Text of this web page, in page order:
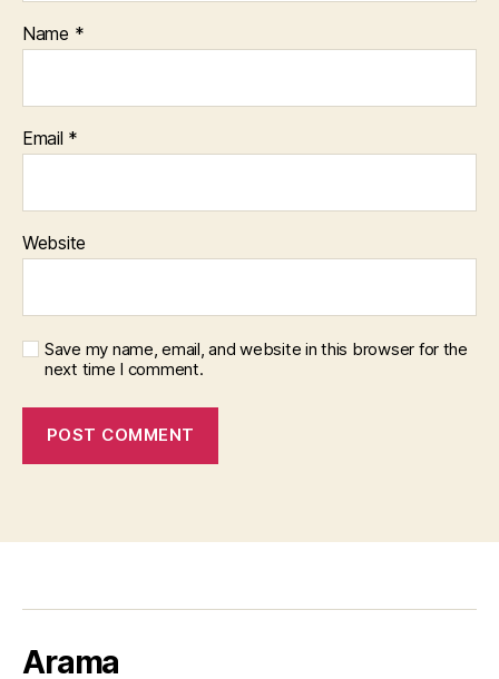
Name *
Email *
Website
Save my name, email, and website in this browser for the
next time I comment.
Arama